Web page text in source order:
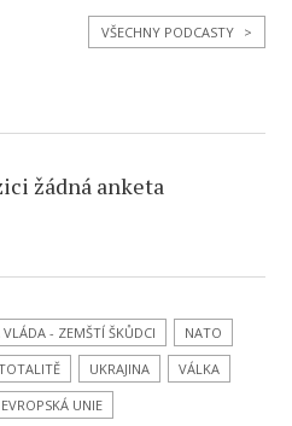
VŠECHNY PODCASTY >
žádná anketa
VLÁDA - ZEMŠTÍ ŠKŮDCI
NATO
UKRAJINA
VÁLKA
EVROPSKÁ UNIE